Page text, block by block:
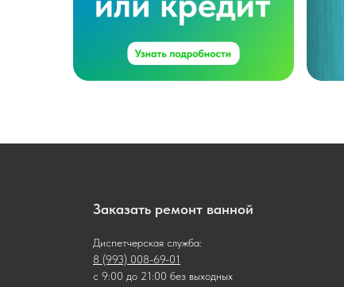
Заказать ремонт ванной
Диспетчерская служба:
8 (993) 008-69-01
с 9:00 до 21:00 без выходных